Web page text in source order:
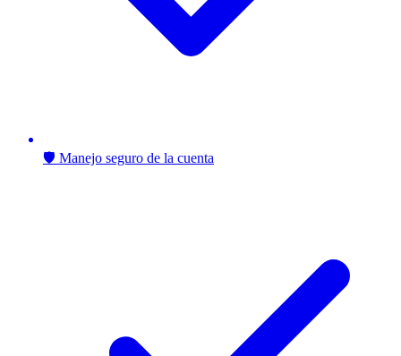
🛡️ Manejo seguro de la cuenta